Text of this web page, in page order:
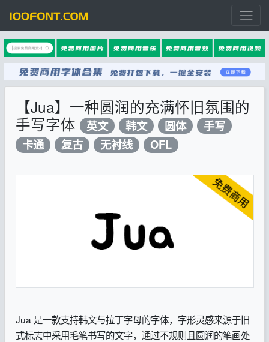
【Jua】一种圆润的充满怀旧氛围的
手写字体
英文 韩文 圆体
手写
卡通
复古 无衬线 OFL
Jua 是一款支持韩文与拉丁字母的字体，字形灵感来源于旧
式标志中采用毛笔书写的文字，通过不规则且圆润的笔画处